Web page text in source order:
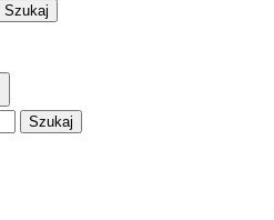
Szukaj
Szukaj